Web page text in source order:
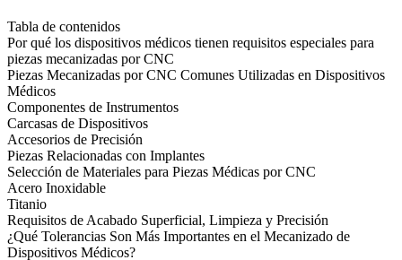
Tabla de contenidos
Por qué los dispositivos médicos tienen requisitos especiales para
piezas mecanizadas por CNC
Piezas Mecanizadas por CNC Comunes Utilizadas en Dispositivos
Médicos
Componentes de Instrumentos
Carcasas de Dispositivos
Accesorios de Precisión
Piezas Relacionadas con Implantes
Selección de Materiales para Piezas Médicas por CNC
Acero Inoxidable
Titanio
Requisitos de Acabado Superficial, Limpieza y Precisión
¿Qué Tolerancias Son Más Importantes en el Mecanizado de
Dispositivos Médicos?